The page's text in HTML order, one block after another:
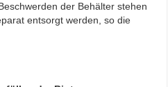
der Behälter stehen
entsorgt werden, so die